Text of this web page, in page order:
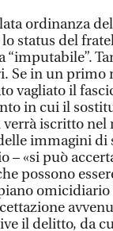
ordinanza
status del
“imputabile”.
Se in un primo
vagliato il
in cui il
verrà iscritto
immagini di
– «si può
possono
omicidiario
il delitto, da